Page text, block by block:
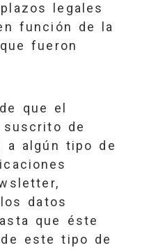
legales
función de la
fueron
que el
de
a algún tipo de
datos
que éste
este tipo de